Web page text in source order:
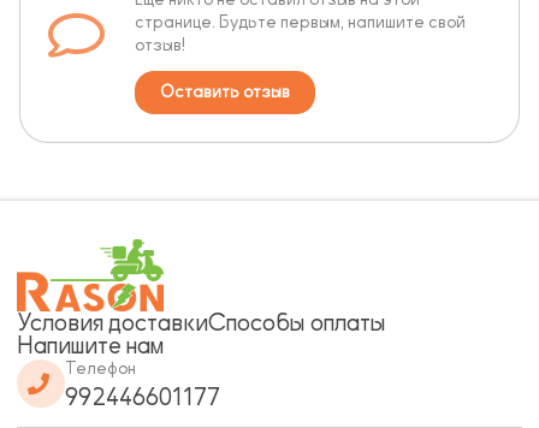
странице. Будьте первым, напишите свой
отзыв!
Оставить отзыв
Условия доставкиСпособы оплаты
Напишите нам
Телефон
992446601177